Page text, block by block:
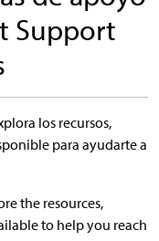
Support
los recursos,
para ayudarte a
the resources,
to help you reach